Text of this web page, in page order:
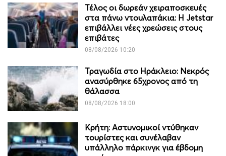
Τέλος οι δωρεάν χειραποσκευές
στα πάνω ντουλαπάκια: Η Jetstar
επιβάλλει νέες χρεώσεις στους
επιβάτες
08/08/2026 10:20
Τραγωδία στο Ηράκλειο: Νεκρός
ανασύρθηκε 65χρονος από τη
θάλασσα
08/08/2026 18:00
Κρήτη: Αστυνομικοί ντύθηκαν
τουρίστες και συνέλαβαν
υπάλληλο πάρκινγκ για έβδομη